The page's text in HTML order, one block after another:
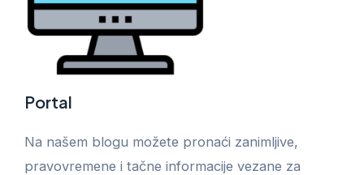
Portal
Na našem blogu možete pronaći zanimljive,
pravovremene i tačne informacije vezane za